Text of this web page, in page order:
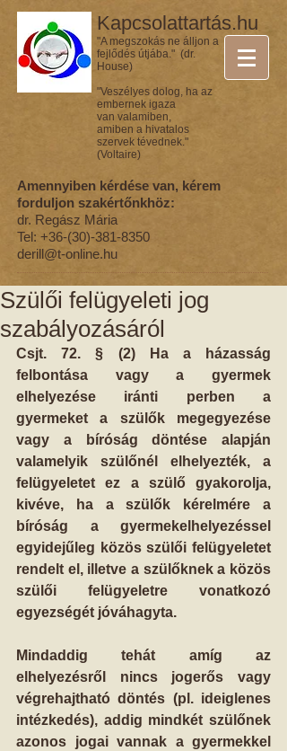
Kapcsolattartás.hu
"A megszokás ne álljon a
fejlődés útjába." (dr.
House)
"Veszélyes dolog, ha az
embernek igaza
van valamiben,
amiben a hivatalos
szervek tévednek."
(Voltaire)
Amennyiben kérdése van, kérem
forduljon szakértőnkhöz:
dr. Regász Mária
Tel: +36-(30)-381-8350
derill@t-online.hu
Szülői felügyeleti jog
szabályozásáról
Csjt. 72. § (2) Ha a házasság
felbontása vagy a gyermek
elhelyezése iránti perben a
gyermeket a szülők megegyezése
vagy a bíróság döntése alapján
valamelyik szülőnél elhelyezték, a
felügyeletet ez a szülő gyakorolja,
kivéve, ha a szülők kérelmére a
bíróság a gyermekelhelyezéssel
egyidejűleg közös szülői felügyeletet
rendelt el, illetve a szülőknek a közös
szülői felügyeletre vonatkozó
egyezségét jóváhagyta.
Mindaddig tehát amíg az
elhelyezésről nincs jogerős vagy
végrehajtható döntés (pl. ideiglenes
intézkedés), addig mindkét szülőnek
azonos jogai vannak a gyermekkel